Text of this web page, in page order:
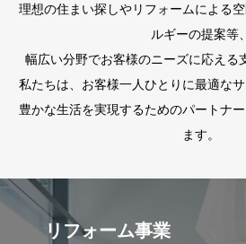
理想の住まい探しやリフォームによる
ルギーの提案等、
幅広い分野でお客様のニーズに応える
私たちは、お客様一人ひとりに最適な
豊かな生活を実現するためのパートナ
ます。
リフォーム事業